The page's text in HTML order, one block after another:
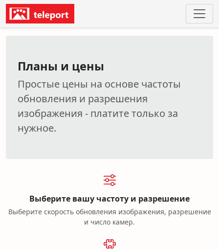
Планы и цены
Простые цены на основе частоты
обновления и разрешения
изображения - платите только за
нужное.
Выберите вашу частоту и разрешение
Выберите скорость обновления изображения, разрешение
и число камер.